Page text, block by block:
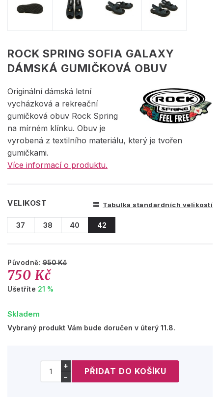
ROCK SPRING SOFIA GALAXY
DÁMSKÁ GUMIČKOVÁ OBUV
Originální dámská letní
vycházková a rekreační
gumičková obuv Rock Spring
na mírném klínku. Obuv je
vyrobená z textilního materiálu, který je tvořen
gumičkami.
Více informací o produktu.
VELIKOST Tabulka standardních velikostí
37 38 40 42
Původně:950 Kč
750 Kč
Ušetříte 21 %
Skladem
Vybraný produkt Vám bude doručen v úterý 11.8.
+
−